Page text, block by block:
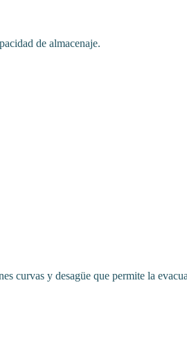
de almacenaje.
curvas y desagüe que permite la